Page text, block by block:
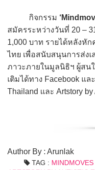
กิจกรรม
สมัครระหว่างวันที่ 20 –
1,000 บาท รายได้หลังหั
ไทย เพื่อสนับสนุนการส่ง
ภาวะภายในมูลนิธิฯ ผู้สน
เติมได้ทาง Facebook แล
Thailand และ Artstory by
Author By : Arunlak
TAG :